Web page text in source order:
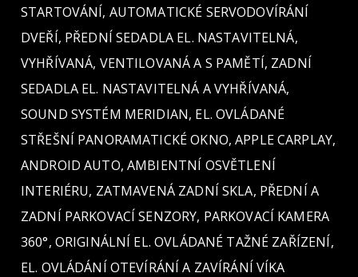
STARTOVÁNÍ, AUTOMATICKÉ SERVODOVÍRÁNÍ
DVEŘÍ, PŘEDNÍ SEDADLA EL. NASTAVITELNÁ,
VYHŘÍVANÁ, VENTILOVANÁ A S PAMĚTÍ, ZADNÍ
SEDADLA EL. NASTAVITELNÁ A VYHŘÍVANÁ,
SOUND SYSTÉM MERIDIAN, EL. OVLÁDANÉ
STŘEŠNÍ PANORAMATICKÉ OKNO, APPLE CARPLAY,
ANDROID AUTO, AMBIENTNÍ OSVĚTLENÍ
INTERIÉRU, ZATMAVENÁ ZADNÍ SKLA, PŘEDNÍ A
ZADNÍ PARKOVACÍ SENZORY, PARKOVACÍ KAMERA
360°, ORIGINÁLNÍ EL. OVLÁDANÉ TAŽNÉ ZAŘÍZENÍ,
EL. OVLÁDÁNÍ OTEVÍRÁNÍ A ZAVÍRÁNÍ VÍKA